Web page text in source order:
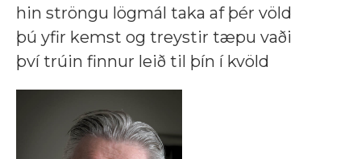
hin ströngu lögmál taka af þér völd
þú yfir kemst og treystir tæpu vaði
því trúin finnur leið til þín í kvöld